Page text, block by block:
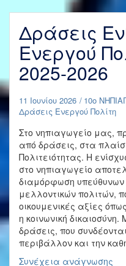
του
σε
Δράσεις
Ενεργού
2025-2026
11 Ιουνίου 2026
10ο
Δράσεις Ενεργού Πολίτη
Στο νηπιαγωγείο μας,
από δράσεις, στα
Πολιτειότητας. Η
στο νηπιαγωγείο
διαμόρφωση υπεύθυνων
μελλοντικών πολιτών,
οικουμενικές αξίες
η κοινωνική
δράσεις, που
περιβάλλον και την
Συνέχεια ανάγνωσης